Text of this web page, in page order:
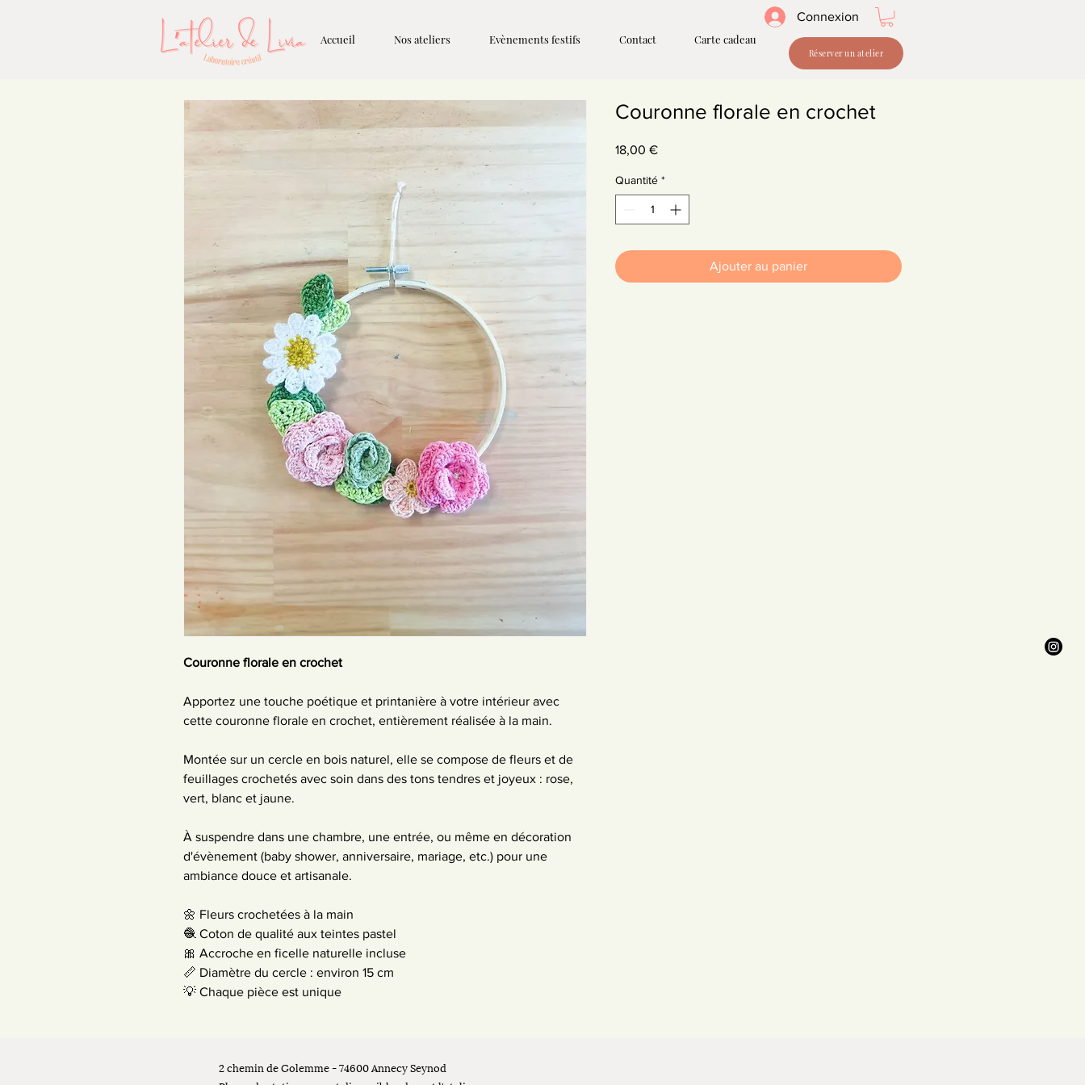
Connexion
Accueil
Nos ateliers Evènements festifs Contact Carte cadeau
Réserver un atelier
Couronne florale en crochet
Apportez une touche poétique et printanière à votre intérieur avec
cette couronne florale en crochet, entièrement réalisée à la main.
Montée sur un cercle en bois naturel, elle se compose de fleurs et de
feuillages crochetés avec soin dans des tons tendres et joyeux : rose,
vert, blanc et jaune.
À suspendre dans une chambre, une entrée, ou même en décoration
d'évènement (baby shower, anniversaire, mariage, etc.) pour une
ambiance douce et artisanale.
🌼 Fleurs crochetées à la main
🧶 Coton de qualité aux teintes pastel
🎀 Accroche en ficelle naturelle incluse
📏 Diamètre du cercle : environ 15 cm
💡 Chaque pièce est unique
Couronne florale en crochet
18,00 €Prix
Quantité *
Ajouter au panier
2 chemin de Golemme - 74600 Annecy Seynod